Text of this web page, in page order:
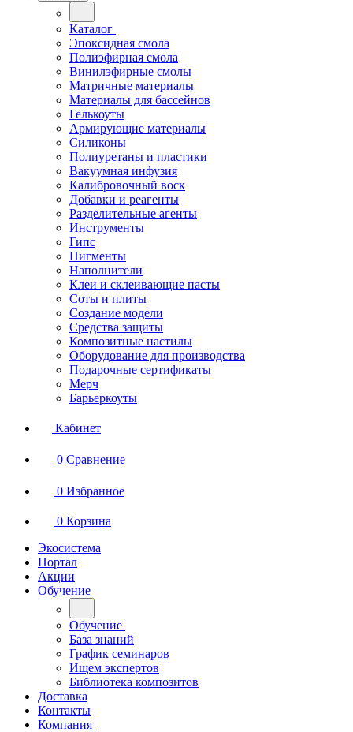
Каталог
Эпоксидная смола
Полиэфирная смола
Винилэфирные смолы
Матричные материалы
Материалы для бассейнов
Гелькоуты
Армирующие материалы
Силиконы
Полиуретаны и пластики
Вакуумная инфузия
Калибровочный воск
Добавки и реагенты
Разделительные агенты
Инструменты
Гипс
Пигменты
Наполнители
Клеи и склеивающие пасты
Соты и плиты
Создание модели
Средства защиты
Композитные настилы
Оборудование для производства
Подарочные сертификаты
Мерч
Барьеркоуты
Кабинет
0 Сравнение
0 Избранное
0 Корзина
Экосистема
Портал
Акции
Обучение
Обучение
База знаний
График семинаров
Ищем экспертов
Библиотека композитов
Доставка
Контакты
Компания